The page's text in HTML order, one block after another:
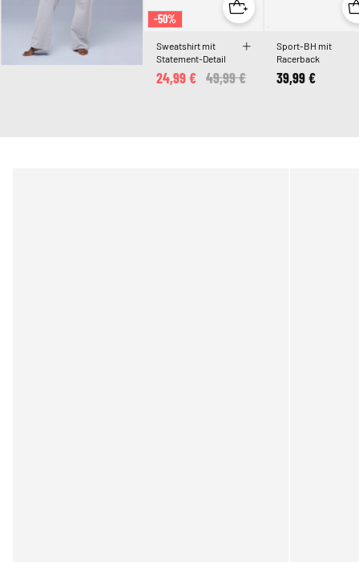
-50%
Sweatshirt mit
Statement-Detail
Price reduced from
49,99 €
24,99 €
Sport-BH mit
Racerback
39,99 €